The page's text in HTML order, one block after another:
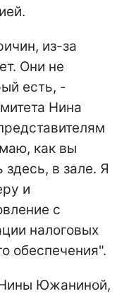
из-за
Они не
есть, -
Нина
как вы
в зале. Я
и
с
налоговых
обеспечения".
Южаниной,